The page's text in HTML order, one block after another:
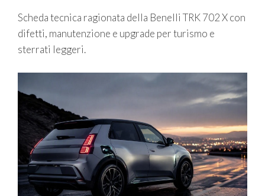
Scheda tecnica ragionata della Benelli TRK 702 X con
difetti, manutenzione e upgrade per turismo e
sterrati leggeri.